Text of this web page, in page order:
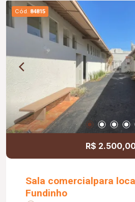
banheiros e cozinha;
higiênica; Paisagismo
concertina e cerca elétrica,
segurança.
Cód. 84815
R$
Sala comercialpara
Fundinho